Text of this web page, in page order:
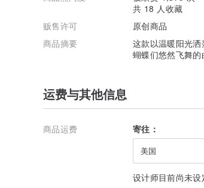
共 18 人收藏
贩售许可
原创商品
商品摘要
这款以温暖阳光
蝴蝶们悠然飞舞的
运费与其他信息
商品运费 寄往：
美国
设计师目前尚未